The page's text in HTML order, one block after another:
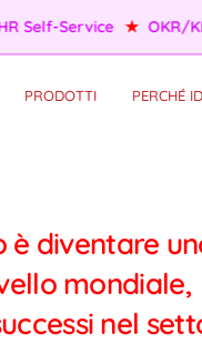
Service ★ OKR/KPI
PRODOTTI PERCHÉ
è diventare
mondiale,
nel